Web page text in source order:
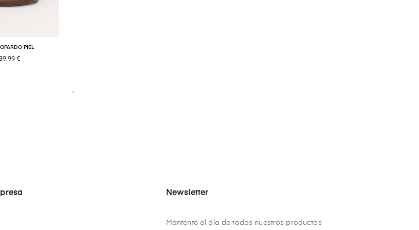
PIEL
€
Newsletter
Mantente al día de todos nuestros productos